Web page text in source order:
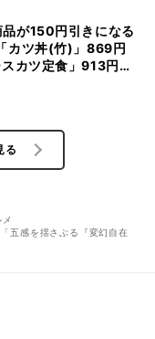
品が150円引きになる
カツ丼(竹)」869円
カツ定食」913円
定
る
五感を揺さぶる『変幻自在